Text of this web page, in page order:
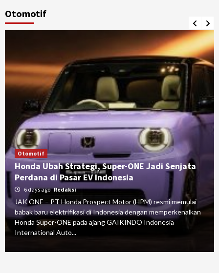
Otomotif
Otomotif
Honda Ubah Strategi, Super-ONE Jadi Senjata
Perdana di Pasar EV Indonesia
6 days ago Redaksi
JAK ONE – PT Honda Prospect Motor (HPM) resmi memulai
babak baru elektrifikasi di Indonesia dengan memperkenalkan
Honda Super-ONE pada ajang GAIKINDO Indonesia
International Auto...